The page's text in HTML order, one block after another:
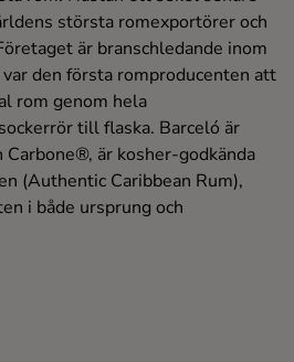
största romexportörer och
är branschledande inom
den första romproducenten att
rom genom hela
till flaska. Barceló är
är kosher-godkända
(Authentic Caribbean Rum),
i både ursprung och